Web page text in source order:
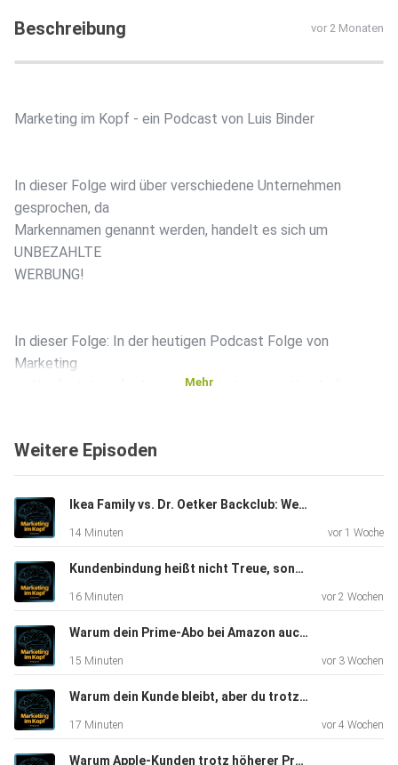
Beschreibung vor 2 Monaten
Marketing im Kopf - ein Podcast von Luis Binder
In dieser Folge wird über verschiedene Unternehmen
gesprochen, da
Markennamen genannt werden, handelt es sich um
UNBEZAHLTE
WERBUNG!
In dieser Folge: In der heutigen Podcast Folge von
Marketing
im Kopf ist Jennifer Lapp zu Gast. Jenny ist Head of
französischen Raum
der
W&V und OMR.
Solltest du HubSpot nicht kennen: HubSpot ist eine der
bekanntesten CRM- und Marketingplattformen. Unter den
über
Personio, Suzuki,
Casio und vielen vielen weiteren.
Mehr
Weitere Episoden
Ikea Family vs. Dr. Oetker Backclub: Wer bindet die treueren Kunden? - #256
14 Minuten vor 1 Woche
Kundenbindung heißt nicht Treue, sondern Share of Wallet - #255
16 Minuten vor 2 Wochen
Warum dein Prime-Abo bei Amazon auch Music und Video hat - #254
15 Minuten vor 3 Wochen
Warum dein Kunde bleibt, aber du trotzdem Umsatz verlierst - #253
17 Minuten vor 4 Wochen
Warum Apple-Kunden trotz höherer Preise nicht wechseln - #252